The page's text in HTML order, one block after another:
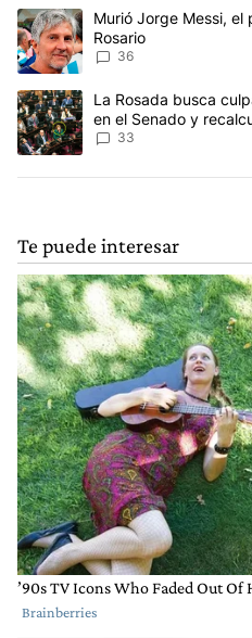
Este listado muestra los
Un artículo de tendencia con el
Murió Jorge Messi, el
Rosario
36
Un artículo de tendencia con el
La Rosada busca
en el Senado y
33